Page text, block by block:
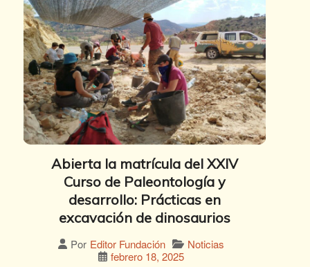
Abierta la matrícula del XXIV
Curso de Paleontología y
desarrollo: Prácticas en
excavación de dinosaurios
Por Editor Fundación
Noticias
febrero 18, 2025